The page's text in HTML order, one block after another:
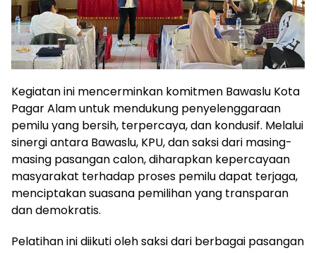
Kegiatan ini mencerminkan komitmen Bawaslu Kota
Pagar Alam untuk mendukung penyelenggaraan
pemilu yang bersih, terpercaya, dan kondusif. Melalui
sinergi antara Bawaslu, KPU, dan saksi dari masing-
masing pasangan calon, diharapkan kepercayaan
masyarakat terhadap proses pemilu dapat terjaga,
menciptakan suasana pemilihan yang transparan
dan demokratis.
Pelatihan ini diikuti oleh saksi dari berbagai pasangan